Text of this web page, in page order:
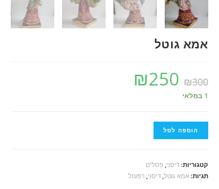
אמא גוטל
₪300
₪250
1 במלאי
הוספה לסל
קטגוריות:דיסני, פסלים
תגיות:אמא גוטל,דיסני, רפונזל